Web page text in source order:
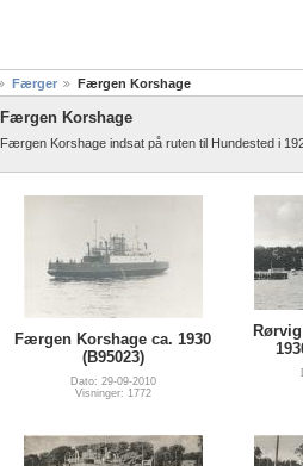
Færger Færgen Korshage
Færgen Korshage
Færgen Korshage indsat på ruten til Hundested i
Færgen Korshage ca. 1930
(B95023)
Dato: 29-09-2010
Visninger: 1772